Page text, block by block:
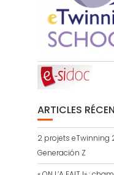
ARTICLES
2 projets eTwinning
Generación Z